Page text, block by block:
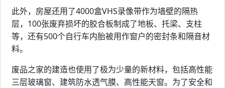
此外，房屋还用了4000盒VHS录像带作为墙壁的隔热
层，100张废弃损坏的胶合板制成了地板、托梁、支柱
等，还有500个自行车内胎被用作窗户的密封条和隔音材
料。
废品之家的建造也使用了极为少量的新材料，包括高性能
三层玻璃窗、建筑防水透气膜、高性能天窗。为了安全和